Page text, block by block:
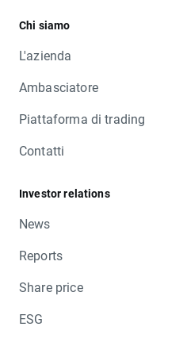
Chi siamo
L'azienda
Ambasciatore
Piattaforma di trading
Contatti
Investor relations
News
Reports
Share price
ESG